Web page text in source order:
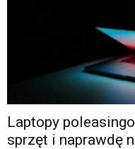
Laptopy
sprzęt i naprawdę